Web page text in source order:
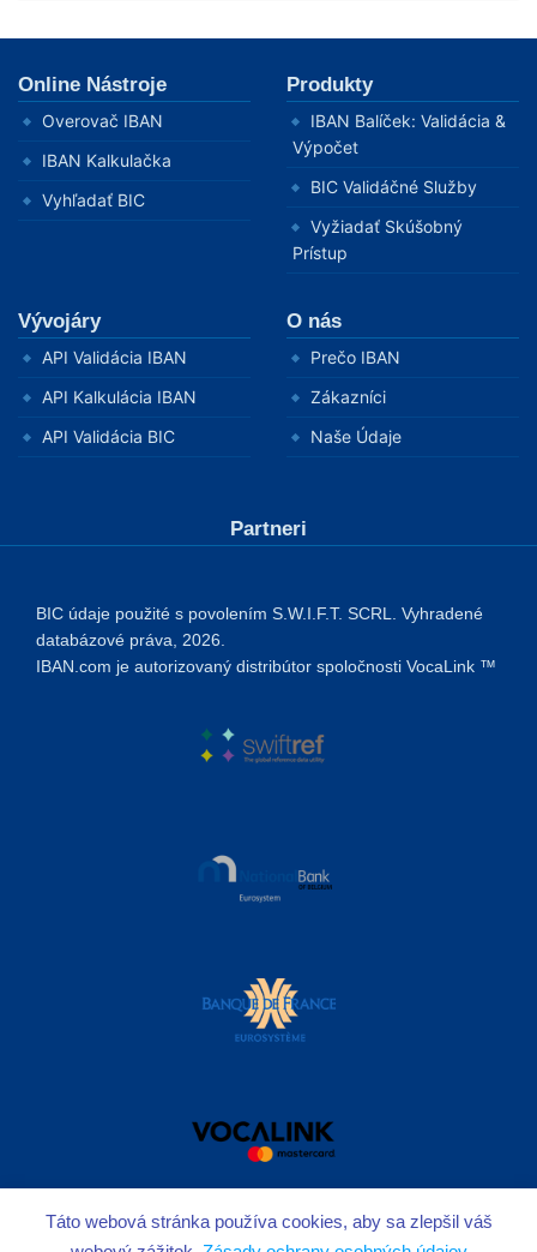
Online Nástroje
Overovač IBAN
IBAN Kalkulačka
Vyhľadať BIC
Produkty
IBAN Balíček: Validácia &
Výpočet
BIC Validáčné Služby
Vyžiadať Skúšobný
Prístup
Vývojáry
API Validácia IBAN
API Kalkulácia IBAN
API Validácia BIC
O nás
Prečo IBAN
Zákazníci
Naše Údaje
Partneri
BIC údaje použité s povolením S.W.I.F.T. SCRL. Vyhradené
databázové práva, 2026.
IBAN.com je autorizovaný distribútor spoločnosti VocaLink ™
Táto webová stránka používa cookies, aby sa zlepšil váš